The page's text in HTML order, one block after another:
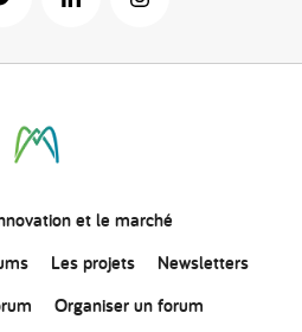
et le marché
Les projets
Newsletters
Organiser un forum